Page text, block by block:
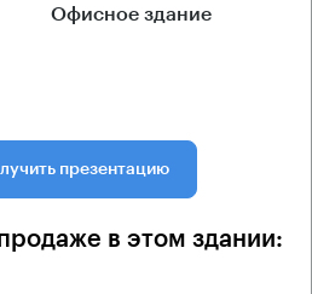
Офисное здание
презентацию
в этом здании: